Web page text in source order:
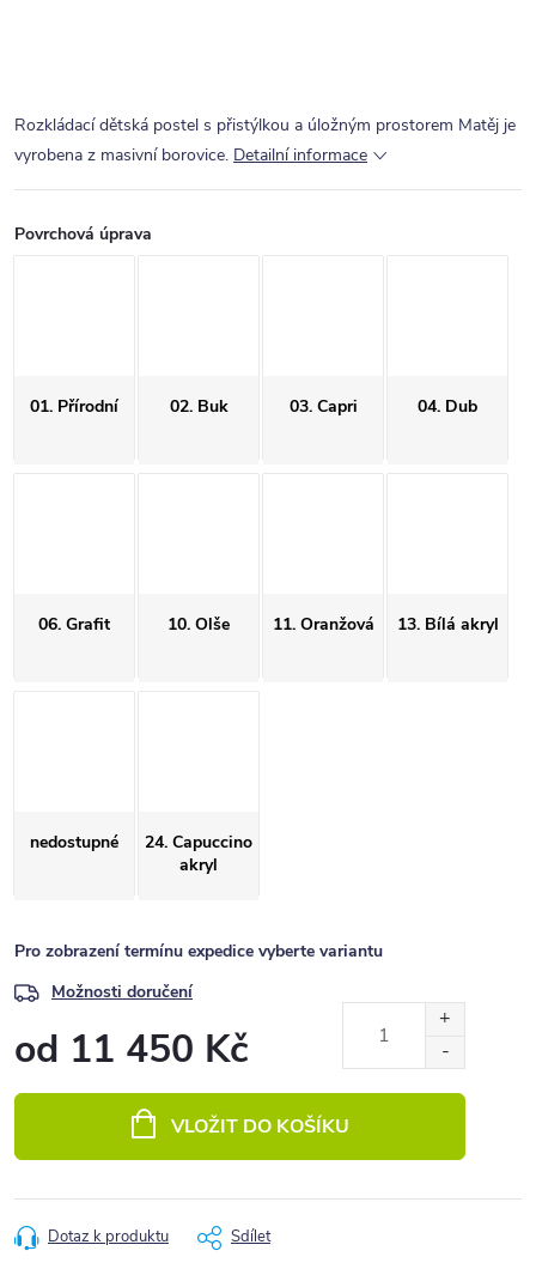
Rozkládací dětská postel s přistýlkou a úložným prostorem Matěj je
vyrobena z masivní borovice. Detailní informace
Povrchová úprava
01. Přírodní 02. Buk 03. Capri 04. Dub
06. Grafit 10. Olše 11. Oranžová 13. Bílá akryl
nedostupné
24. Capuccino
akryl
Pro zobrazení termínu expedice vyberte variantu
Možnosti doručení
od 11 450 Kč
VLOŽIT DO KOŠÍKU
Dotaz k produktu Sdílet